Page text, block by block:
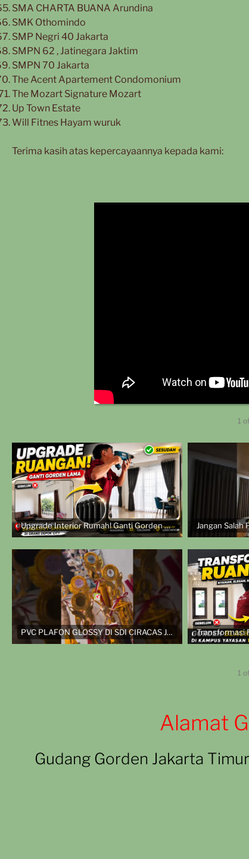
SMA CHARTA BUANA Arundina
SMK Othomindo
SMP Negri 40 Jakarta
SMPN 62 , Jatinegara Jaktim
SMPN 70 Jakarta
The Acent Apartement Condomonium
The Mozart Signature Mozart
Up Town Estate
Will Fitnes Hayam wuruk
Terima kasih atas kepercayaannya kepada kami:
1 of
Upgrade Interior Rumah! Ganti Gorden Lama ke Gorden Blackout Smokering | Pasang di Grand Depok City
PVC PLAFON GLOSSY DI SDI CIRACAS JAKARTA TIMUR
1 of
Alamat
Gudang Gorden Jakarta Timur